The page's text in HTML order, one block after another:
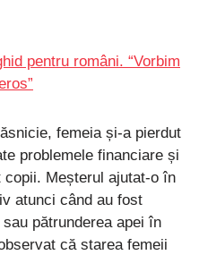
pentru români. “Vorbim
femeia și-a pierdut
problemele financiare și
Meșterul ajutat-o în
atunci când au fost
pătrunderea apei în
că starea femeii